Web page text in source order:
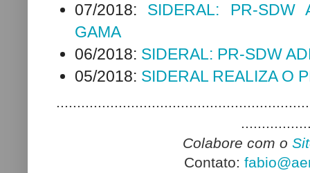
07/2018: SIDERAL: PR-SDW
GAMA
06/2018: SIDERAL: PR-SDW
05/2018: SIDERAL REALIZA O
Colabore com o
Contato: